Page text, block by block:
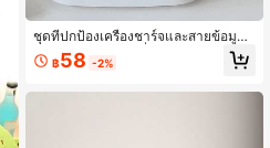
ชุดที่ปกป้องเครื่องชาร์จและสายข้อมูลน่
ารัก เข้ากันได้กับเครื่องชาร์จ Apple 20
วัตต์ รวมถึงที่ปกป้องสาย ตัวเก็บสายแล
฿58 -2%